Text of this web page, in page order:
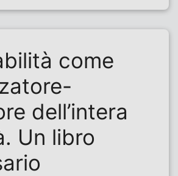
come
dell’intera
Un libro